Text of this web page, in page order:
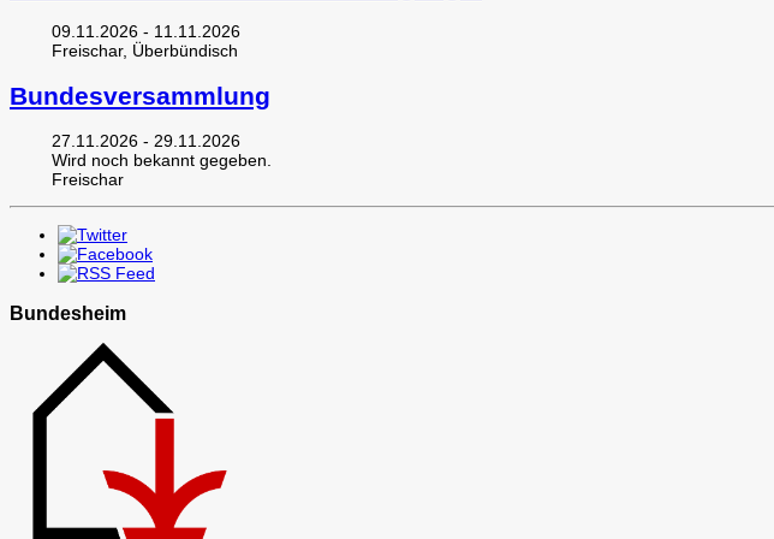
09.11.2026 - 11.11.2026
Freischar, Überbündisch
Bundesversammlung
27.11.2026 - 29.11.2026
Wird noch bekannt gegeben.
Freischar
Bundesheim